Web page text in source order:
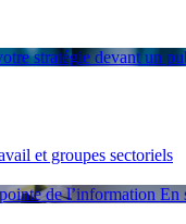
stratégie devant un
et groupes sectoriels
de l’information En